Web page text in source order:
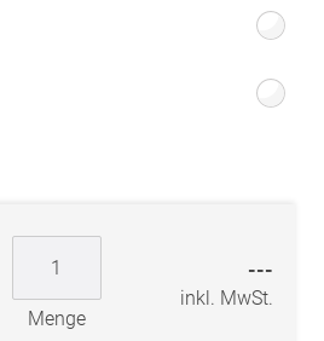
Menge
---
inkl. MwSt.